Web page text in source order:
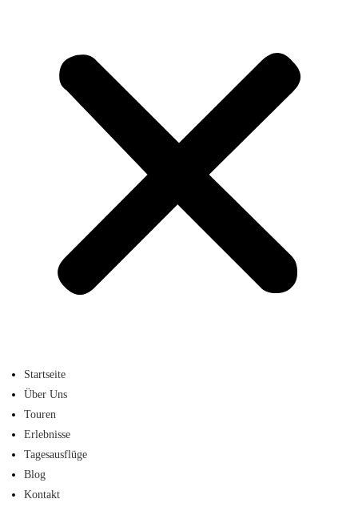
Startseite
Über Uns
Touren
Erlebnisse
Tagesausflüge
Blog
Kontakt